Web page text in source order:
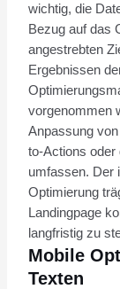
wichtig, die
Bezug auf das
angestrebten
Ergebnissen
vorgenommen
Anpassung
to-Actions oder
umfassen. Der
Optimierung
Landingpage
langfristig zu
Mobile
Texten